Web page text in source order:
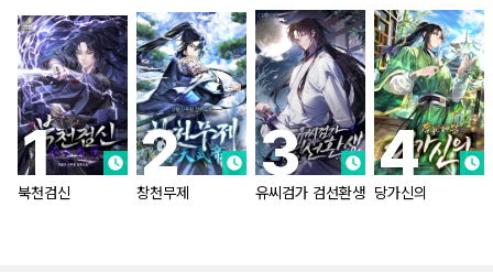
북천검신 창천무제 유씨검가 검선환생 당가신의